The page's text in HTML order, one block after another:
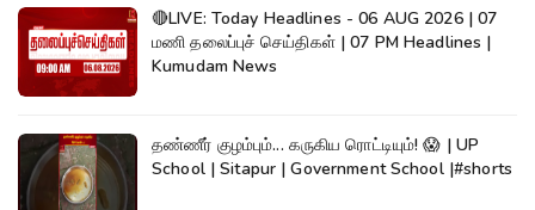
🔴LIVE: Today Headlines - 06 AUG 2026 | 07
மணி தலைப்புச் செய்திகள் | 07 PM Headlines |
Kumudam News
தண்ணீர் குழம்பும்... கருகிய ரொட்டியும்! 😱 | UP
School | Sitapur | Government School |#shorts